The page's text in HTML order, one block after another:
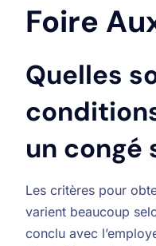
Foire
Quelles
un congé
Les critères pour
varient beaucoup
conclu avec